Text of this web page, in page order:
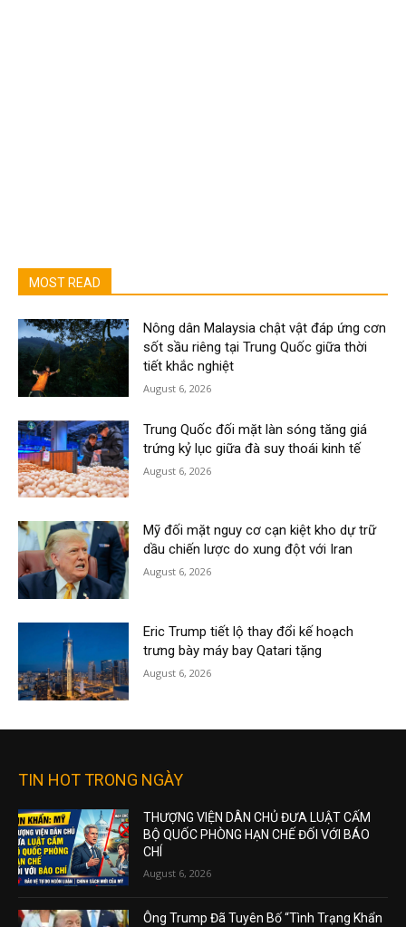
MOST READ
Nông dân Malaysia chật vật đáp ứng cơn
sốt sầu riêng tại Trung Quốc giữa thời
tiết khắc nghiệt
August 6, 2026
Trung Quốc đối mặt làn sóng tăng giá
trứng kỷ lục giữa đà suy thoái kinh tế
August 6, 2026
Mỹ đối mặt nguy cơ cạn kiệt kho dự trữ
dầu chiến lược do xung đột với Iran
August 6, 2026
Eric Trump tiết lộ thay đổi kế hoạch
trưng bày máy bay Qatari tặng
August 6, 2026
TIN HOT TRONG NGÀY
THƯỢNG VIỆN DÂN CHỦ ĐƯA LUẬT CẤM
BỘ QUỐC PHÒNG HẠN CHẾ ĐỐI VỚI BÁO
CHÍ
August 6, 2026
Ông Trump Đã Tuyên Bố “Tình Trạng Khẩn